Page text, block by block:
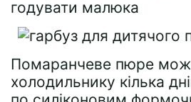
годувати малюка
Помаранчеве пюре
холодильнику кілька